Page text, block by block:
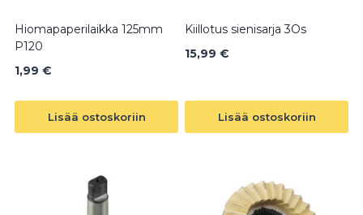
Hiomapaperilaikka 125mm
P120
1,99 €
Lisää ostoskoriin
Kiillotus sienisarja 3Os
15,99 €
Lisää ostoskoriin